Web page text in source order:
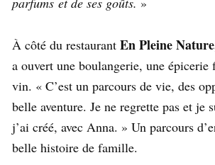
À côté du restaurant En Pleine
a ouvert une boulangerie, une épicerie
vin. « C’est un parcours de vie, des
belle aventure. Je ne regrette pas et je
j’ai créé, avec Anna. » Un parcours
belle histoire de famille.